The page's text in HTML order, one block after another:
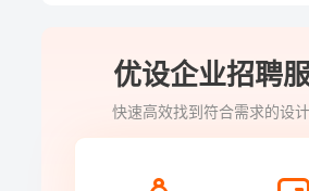
优设企业招聘
快速高效找到符合需求的设